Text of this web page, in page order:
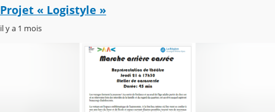
Projet « Logistyle »
il y a 1 mois